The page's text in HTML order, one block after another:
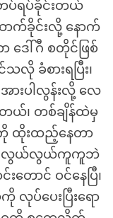
ရပ်ခိုင်းတယ်
ာက်ခိုင်းလို့ နောက်
ါ်ဂီ စတိုင်ဖြစ်
ခံစားရပြီး၊
းပါလွန်းလို့ လေ
ယ်၊ တစ်ချိန်ထဲမှ
ထိုးထည့်နေတာ
က် လွယ်လွယ်ကူကူဘဲ
ောင် ဝင်နေပြီ၊
လုပ်ပေးပြီးရော